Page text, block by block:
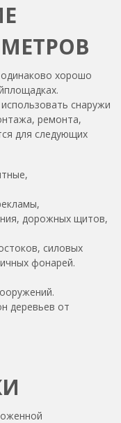
хорошо
снаружи
ремонта,
для следующих
дорожных щитов,
силовых
фонарей.
деревьев от